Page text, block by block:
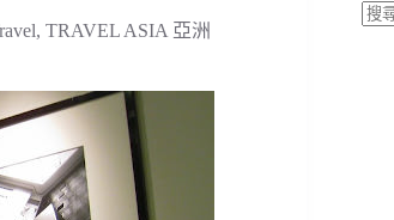
, TRAVEL ASIA 亞洲